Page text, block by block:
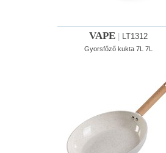
VAPE LT1312
Gyorsfőző kukta 7L 7L